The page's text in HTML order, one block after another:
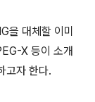
을 대체할 이미
X 등이 소개
고자 한다.